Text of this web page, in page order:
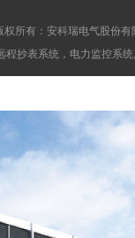
权所有：安科瑞电气股份
程抄表系统，电力监控系